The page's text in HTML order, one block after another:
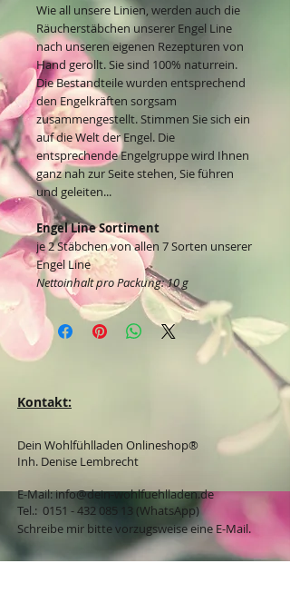
Wie all unsere Linien, werden auch die
Räucherstäbchen unserer Engel Line
nach unseren eigenen Rezepturen von
Hand gerollt. Sie sind 100% naturrein.
Die Bestandteile wurden entsprechend
den Engelkräften sorgsam
zusammengestellt. Stimmen Sie sich ein
auf die Welt der Engel. Die
entsprechende Engelgruppe wird Ihnen
ganz nah zur Seite stehen, Sie führen
und geleiten...
Engel Line Sortiment
je 2 Stäbchen von allen 7 Sorten unserer
Engel Line
Nettoinhalt pro Packung: 10 g
Kontakt:
Dein Wohlfühlladen Onlineshop®
Inh. Denise Lembrecht
E-Mail:info@dein-wohlfuehlladen.de
​​​​​​​​​​​​​​​​​​​​Tel.: 0151 - 432 085 13 (WhatsApp)
Schreibe mir bitte vorzugsweise eine E-Mail.